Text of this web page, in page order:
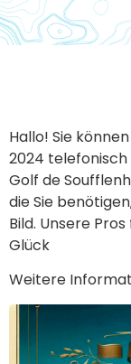
Hallo! Sie
2024
Golf de
die Sie
Bild. Unsere
Glück
Weitere